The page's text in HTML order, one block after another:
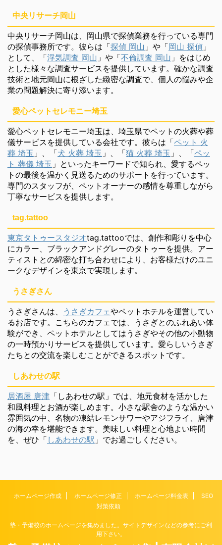
中央リサーチ岡山
中央リサーチ岡山は、岡山県で探偵業務を行っている専門
の探偵事務所です。彼らは「探偵 岡山 」や「岡山 探偵 」
として、「浮気調査 岡山 」や「不倫調査 岡山 」をはじめ
とした様々な調査サービスを提供しています。確かな調査
技術と地元岡山に根ざした緻密な調査で、個人の悩みや企
業の問題解決に寄り添います。
愛心ペットセレモニー埼玉
愛心ペットセレモニー埼玉は、埼玉県でペットの火葬や葬
儀サービスを提供している会社です。彼らは「ペット 火
葬 埼玉 」、「犬 火葬 埼玉 」、「猫 火葬 埼玉 」、「ペッ
ト 葬儀 埼玉 」といったキーワードで知られ、愛するペッ
トの最後を温かく見送るためのサポートを行っています。
専門のスタッフが、ペットオーナーの感情を尊重しながら
丁寧なサービスを提供します。
tag.tattoo
東京タトゥースタジオtag.tattooでは、創作和彫りを中心
にカラー、ブラックアンドグレーのタトゥーを提供。アー
ティストとの綿密な打ち合わせにより、お客様だけのユニ
ークなデザインを東京で実現します。
うさぎさん
うさぎさんは、 うさぎカフェやペットホテルを運営してい
るお店です。こちらのカフェでは、うさぎとのふれあい体
験ができ、ペットホテルとしてはうさぎやその他の小動物
の一時預かりサービスを提供しています。愛らしいうさぎ
たちとの交流を楽しむことができるスポットです。
しあわせの駅
居酒屋 唐津 「しあわせの駅」では、地元食材を活かした
和風料理とお酒が楽しめます。小さな駅舎のような温かい
雰囲気の中、名物の凍結レモンサワーやアジフライ、唐津
の海の幸を堪能できます。美味しい料理と心地よい時間
を、ぜひ「 しあわせの駅 」でお過ごしください。
ホームページ作成 ホームページ修正 ホームページ料金表
SEO
対策依頼
塾・予備校のホームページを集めました。サイトデザインなどの参考にご利
用下さい。